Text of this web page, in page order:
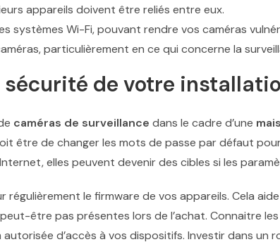
appareils doivent être reliés entre eux.
systèmes Wi-Fi, pouvant rendre vos caméras
particulièrement en ce qui concerne la
de votre
caméras de surveillance dans le cadre d’une
être de changer les mots de passe par défaut
elles peuvent devenir des cibles si les
le firmware de vos appareils. Cela
être pas présentes lors de l’achat. Connaitre
d’accès à vos dispositifs. Investir dans un